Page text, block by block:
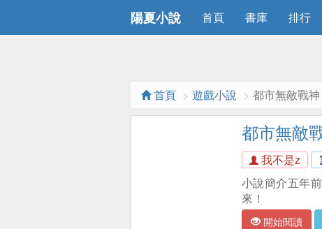
陽夏小說 首頁 書庫 排行
首頁 遊戲小說 都市無敵戰神
都市無敵
我不是z
小說簡介五年
來！
開始閱讀